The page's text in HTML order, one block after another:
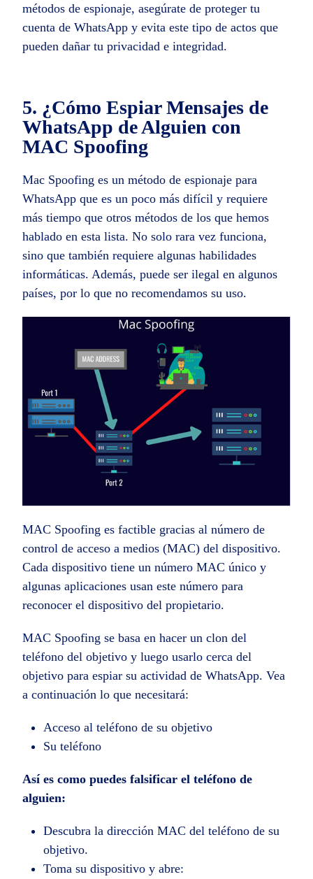
métodos de espionaje, asegúrate de proteger tu
cuenta de WhatsApp y evita este tipo de actos que
pueden dañar tu privacidad e integridad.
5. ¿Cómo Espiar Mensajes de
WhatsApp de Alguien con
MAC Spoofing
Mac Spoofing es un método de espionaje para
WhatsApp que es un poco más difícil y requiere
más tiempo que otros métodos de los que hemos
hablado en esta lista. No solo rara vez funciona,
sino que también requiere algunas habilidades
informáticas. Además, puede ser ilegal en algunos
países, por lo que no recomendamos su uso.
MAC Spoofing es factible gracias al número de
control de acceso a medios (MAC) del dispositivo.
Cada dispositivo tiene un número MAC único y
algunas aplicaciones usan este número para
reconocer el dispositivo del propietario.
MAC Spoofing se basa en hacer un clon del
teléfono del objetivo y luego usarlo cerca del
objetivo para espiar su actividad de WhatsApp. Vea
a continuación lo que necesitará:
Acceso al teléfono de su objetivo
Su teléfono
Así es como puedes falsificar el teléfono de
alguien:
Descubra la dirección MAC del teléfono de su
objetivo.
Toma su dispositivo y abre: